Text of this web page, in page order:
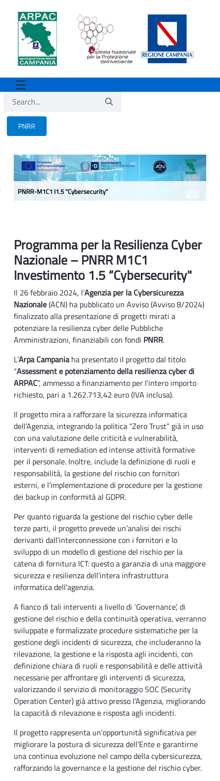
PNRR
PNRR
PNRR-M1C1 I1.5 "Cybersecurity"
Programma per la Resilienza Cyber
Nazionale – PNRR M1C1
Investimento 1.5 “Cybersecurity"
Il 26 febbraio 2024, l’Agenzia per la Cybersicurezza
Nazionale(ACN) ha pubblicato un Avviso (Avviso 8/2024)
finalizzato alla presentazione di progetti mirati a
potenziare la resilienza cyber delle Pubbliche
Amministrazioni, finanziabili con fondi PNRR.
L’Arpa Campaniaha presentato il progetto dal titolo
“Assessment e potenziamento della resilienza cyber di
ARPAC”, ammesso a finanziamento per l'intero importo
richiesto, pari a 1.262.713,42 euro (IVA inclusa).
Il progetto mira a rafforzare la sicurezza informatica
dell’Agenzia, integrando la politica “Zero Trust” già in uso
con una valutazione delle criticità e vulnerabilità,
interventi di remediation ed intense attività formative
per il personale. Inoltre, include la definizione di ruoli e
responsabilità, la gestione del rischio con fornitori
esterni, e l’implementazione di procedure per la gestione
dei backup in conformità al GDPR.
Per quanto riguarda la gestione del rischio cyber delle
terze parti, il progetto prevede un’analisi dei rischi
derivanti dall’interconnessione con i fornitori e lo
sviluppo di un modello di gestione del rischio per la
catena di fornitura ICT: questo a garanzia di una maggiore
sicurezza e resilienza dell’intera infrastruttura
informatica dell’agenzia.
A fianco di tali interventi a livello di ‘Governance’, di
gestione del rischio e della continuità operativa, verranno
sviluppate e formalizzate procedure sistematiche per la
gestione degli incidenti di sicurezza, che includeranno la
rilevazione, la gestione e la risposta agli incidenti, con
definizione chiara di ruoli e responsabilità e delle attività
necessarie per affrontare gli interventi di sicurezza,
valorizzando il servizio di monitoraggio SOC (Security
Operation Center) già attivo presso l’Agenzia, migliorando
la capacità di rilevazione e risposta agli incidenti.
Il progetto rappresenta un’opportunità significativa per
migliorare la postura di sicurezza dell’Ente e garantirne
una continua evoluzione nel campo della cybersicurezza,
rafforzando la governance e la gestione del rischio cyber.